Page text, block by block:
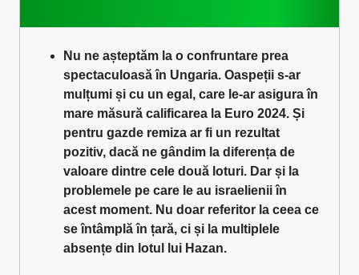
Nu ne așteptăm la o confruntare prea
spectaculoasă în Ungaria. Oaspeții s-ar
mulțumi și cu un egal, care le-ar asigura în
mare măsură calificarea la Euro 2024. Și
pentru gazde remiza ar fi un rezultat
pozitiv, dacă ne gândim la diferența de
valoare dintre cele două loturi. Dar și la
problemele pe care le au israelienii în
acest moment. Nu doar referitor la ceea ce
se întâmplă în țară, ci și la multiplele
absențe din lotul lui Hazan.